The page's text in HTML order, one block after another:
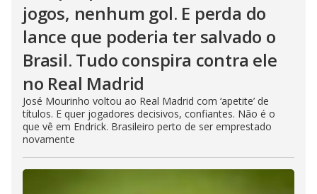
jogos, nenhum gol. E perda do
lance que poderia ter salvado o
Brasil. Tudo conspira contra ele
no Real Madrid
José Mourinho voltou ao Real Madrid com ‘apetite’ de
títulos. E quer jogadores decisivos, confiantes. Não é o
que vê em Endrick. Brasileiro perto de ser emprestado
novamente